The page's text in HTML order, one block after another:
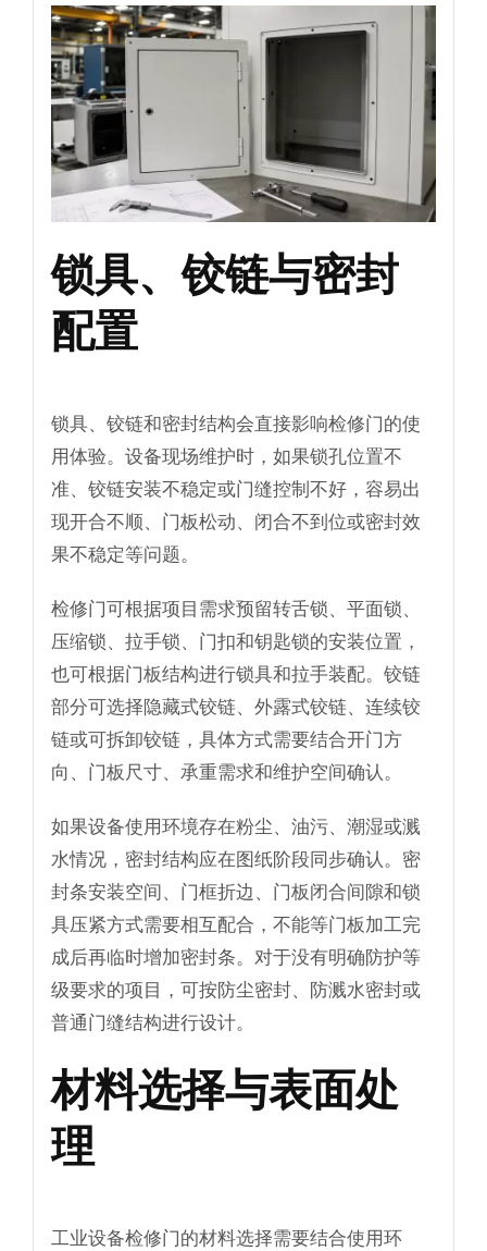
锁具、铰链与密封
配置
锁具、铰链和密封结构会直接影响检修门的使
用体验。设备现场维护时，如果锁孔位置不
准、铰链安装不稳定或门缝控制不好，容易出
现开合不顺、门板松动、闭合不到位或密封效
果不稳定等问题。
检修门可根据项目需求预留转舌锁、平面锁、
压缩锁、拉手锁、门扣和钥匙锁的安装位置，
也可根据门板结构进行锁具和拉手装配。铰链
部分可选择隐藏式铰链、外露式铰链、连续铰
链或可拆卸铰链，具体方式需要结合开门方
向、门板尺寸、承重需求和维护空间确认。
如果设备使用环境存在粉尘、油污、潮湿或溅
水情况，密封结构应在图纸阶段同步确认。密
封条安装空间、门框折边、门板闭合间隙和锁
具压紧方式需要相互配合，不能等门板加工完
成后再临时增加密封条。对于没有明确防护等
级要求的项目，可按防尘密封、防溅水密封或
普通门缝结构进行设计。
材料选择与表面处
理
工业设备检修门的材料选择需要结合使用环